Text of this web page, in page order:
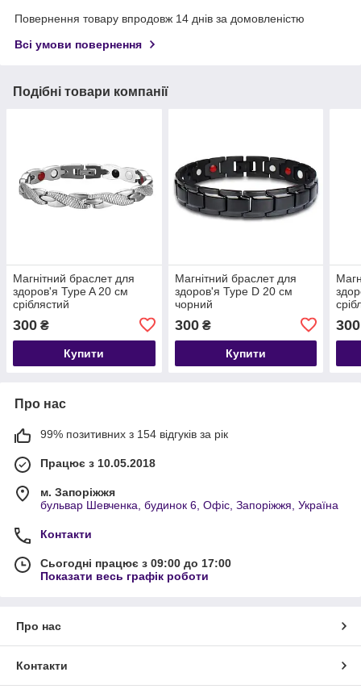
Повернення товару впродовж 14 днів за домовленістю
Всі умови повернення
Подібні товари компанії
Магнітний браслет для
здоров'я Type A 20 см
сріблястий
300 ₴
Купити
Магнітний браслет для
здоров'я Type D 20 см
чорний
300₴
Купити
300
Про нас
99% позитивних з 154 відгуків за рік
Працює з 10.05.2018
м. Запоріжжя
бульвар Шевченка, будинок 6, Офіс, Запоріжжя, Україна
Контакти
Сьогодні працює з 09:00 до 17:00
Показати весь графік роботи
Про нас
Контакти